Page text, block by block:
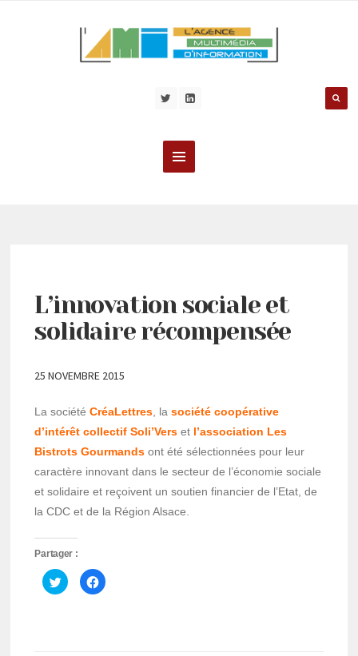
L’innovation sociale et
solidaire récompensée
25 NOVEMBRE 2015
La sociétéCréaLettres , lasociété coopérative
d’intérêt collectif Soli’Vers et l’association Les
Bistrots Gourmands ont été sélectionnées pour leur
caractère innovant dans le secteur de l’économie sociale
et solidaire et reçoivent un soutien financier de l’Etat, de
la CDC et de la Région Alsace.
Partager :
Cliquez
pour
partager
Cliquez
pour